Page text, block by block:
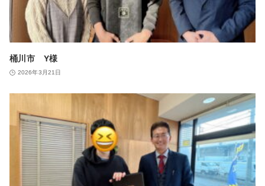
桶川市 Y様
2026年3月21日